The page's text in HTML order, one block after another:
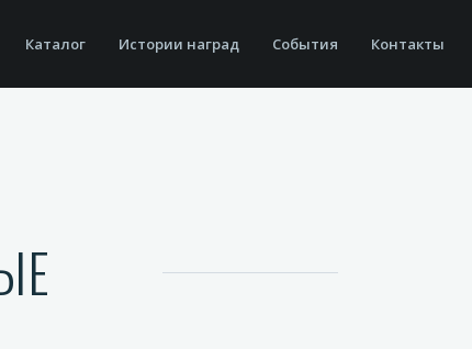
Каталог Истории наград События Контакты